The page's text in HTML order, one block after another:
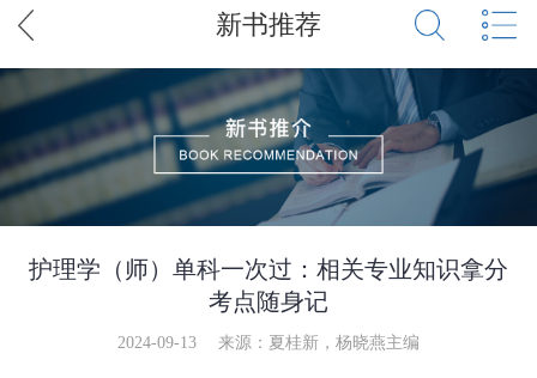
新书推荐
护理学（师）单科一次过：相关专业知识拿分
考点随身记
2024-09-13 来源：夏桂新，杨晓燕主编